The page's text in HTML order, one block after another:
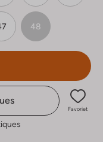
48
Favoriet